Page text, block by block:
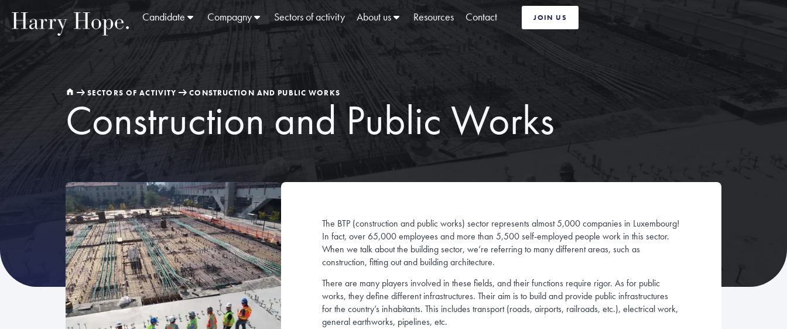
Candidate Compagny Sectors of activity About us Resources Contact JOIN US
SECTORS OF ACTIVITY CONSTRUCTION AND PUBLIC WORKS
Construction and Public Works
The BTP (construction and public works) sector represents almost 5,000 companies in Luxembourg!
In fact, over 65,000 employees and more than 5,500 self-employed people work in this sector.
When we talk about the building sector, we’re referring to many different areas, such as
construction, fitting out and building architecture.
There are many players involved in these fields, and their functions require rigor. As for public
works, they define different infrastructures. Their aim is to build and provide public infrastructures
for the country’s inhabitants. This includes transport (roads, airports, railroads, etc.), electrical work,
general earthworks, pipelines, etc.